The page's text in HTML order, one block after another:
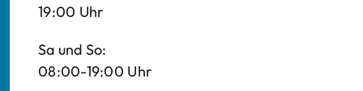
19:00 Uhr
Sa und So:
08:00-19:00 Uhr